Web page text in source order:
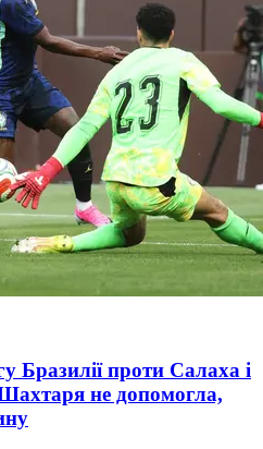
Бразилії проти Салаха і
не допомогла,